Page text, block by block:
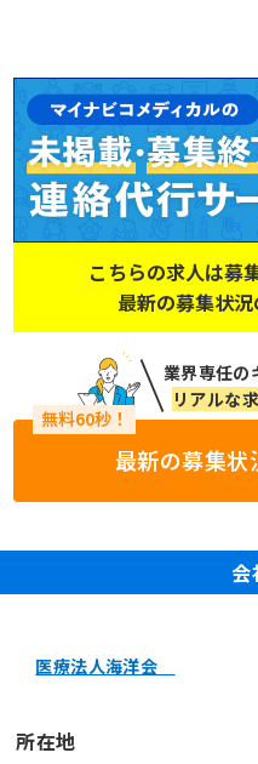
こちらの求人は募
最新の募集状況
業界専任の
リアルな
最新の募集状
会
医療法人海洋会
所在地